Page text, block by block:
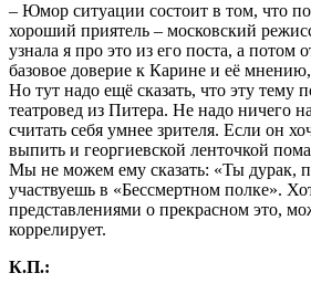
– Юмор ситуации состоит в том, что
хороший приятель – московский
узнала я про это из его поста, а потом
базовое доверие к Карине и её мнению,
Но тут надо ещё сказать, что эту тему
театровед из Питера. Не надо ничего
считать себя умнее зрителя. Если он
выпить и георгиевской ленточкой
Мы не можем ему сказать: «Ты дурак,
участвуешь в «Бессмертном полке».
представлениями о прекрасном это,
коррелирует.
К.П.: